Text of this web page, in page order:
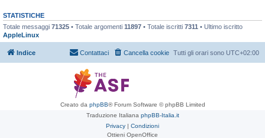
STATISTICHE
Totale messaggi 71325 • Totale argomenti 11897 • Totale iscritti 7311 • Ultimo iscritto
AppleLinux
Indice Tutti gli orari sono UTC+02:00
Cancella cookie
Contattaci
Creato da phpBB® Forum Software © phpBB Limited
Traduzione Italiana phpBB-Italia.it
Privacy | Condizioni
Ottieni OpenOffice